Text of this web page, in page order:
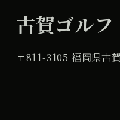
古賀ゴル
〒811-3105 福岡県古